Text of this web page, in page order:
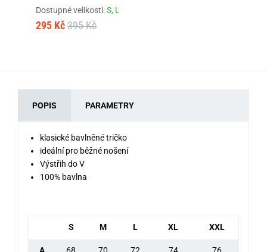
Dostupné velikosti:S, L
295 Kč 395 Kč
POPIS PARAMETRY
klasické bavlněné tričko
ideální pro běžné nošení
Výstřih do V
100% bavlna
S M L XL XXL